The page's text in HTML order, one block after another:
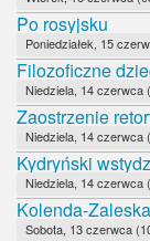
Po rosyjsku
Poniedziałek, 15
Filozoficzne
Niedziela, 14 czerwca
Zaostrzenie
Niedziela, 14 czerwca
Kydryński
Niedziela, 14 czerwca
Kolenda-
Sobota, 13 czerwca